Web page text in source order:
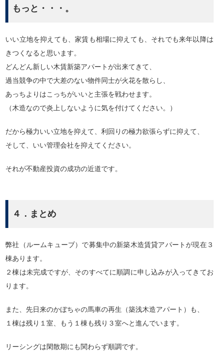
もっと・・・。
いい立地を抑えても、家賃も相場に抑えても、それでも来年以降は
きつくなると思います。
どんどん新しい木賃新築アパートが出来てきて、
過当競争の中で大差のない物件同士が火花を散らし、
あっちよりはこっちがいいと主張を戦わせます。
（木造なので炎上しないように気を付けてください。）
だから極力いい立地を抑えて、利回りの極力欲張らずに抑えて、
そして、いい管理会社を抑えてください。
それが不動産投資の成功の近道です。
４．まとめ
弊社（ルームキューブ）で募集中の新築木造賃貸アパートが現在３
棟あります。
２棟は未完成ですが、そのすべてに順調に申し込みが入ってきてお
ります。
また、先日来のかぼちゃの馬車の再生（築浅木造アパート）も、
１棟は残り１室、もう１棟も残り３室へと進んでいます。
リーシングは閑散期にも関わらず順調です。